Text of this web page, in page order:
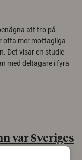
att tro på
ofta mer mottagliga
Det visar en studie
med deltagare i fyra
var Sveriges